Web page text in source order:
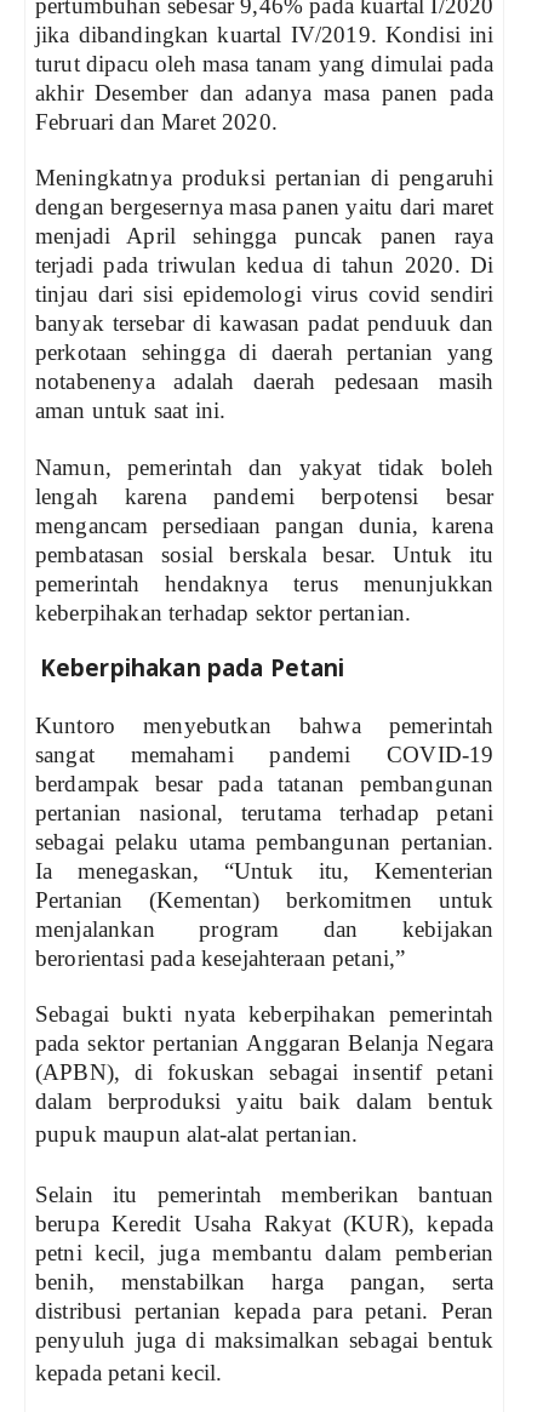
pertumbuhan sebesar 9,46% pada kuartal I/2020
jika dibandingkan kuartal IV/2019. Kondisi ini
turut dipacu oleh masa tanam yang dimulai pada
akhir Desember dan adanya masa panen pada
Februari dan Maret 2020.
Meningkatnya produksi pertanian di pengaruhi
dengan bergesernya masa panen yaitu dari maret
menjadi April sehingga puncak panen raya
terjadi pada triwulan kedua di tahun 2020. Di
tinjau dari sisi epidemologi virus covid sendiri
banyak tersebar di kawasan padat penduuk dan
perkotaan sehingga di daerah pertanian yang
notabenenya adalah daerah pedesaan masih
aman untuk saat ini.
Namun, pemerintah dan yakyat tidak boleh
lengah karena pandemi berpotensi besar
mengancam persediaan pangan dunia, karena
pembatasan sosial berskala besar. Untuk itu
pemerintah hendaknya terus menunjukkan
keberpihakan terhadap sektor pertanian.
Keberpihakan pada Petani
Kuntoro menyebutkan bahwa pemerintah
sangat memahami pandemi COVID-19
berdampak besar pada tatanan pembangunan
pertanian nasional, terutama terhadap petani
sebagai pelaku utama pembangunan pertanian.
Ia menegaskan, “Untuk itu, Kementerian
Pertanian (Kementan) berkomitmen untuk
menjalankan program dan kebijakan
berorientasi pada kesejahteraan petani,”
Sebagai bukti nyata keberpihakan pemerintah
pada sektor pertanian Anggaran Belanja Negara
(APBN), di fokuskan sebagai insentif petani
dalam berproduksi yaitu baik dalam bentuk
pupuk maupun alat-alat pertanian.
Selain itu pemerintah memberikan bantuan
berupa Keredit Usaha Rakyat (KUR), kepada
petni kecil, juga membantu dalam pemberian
benih, menstabilkan harga pangan, serta
distribusi pertanian kepada para petani. Peran
penyuluh juga di maksimalkan sebagai bentuk
kepada petani kecil.